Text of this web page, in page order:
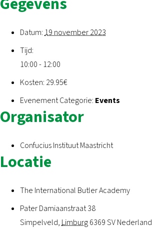
Datum:19 november 2023
Tijd:
10:00 - 12:00
Kosten: 29.95€
Evenement Categorie: Events
Organisator
Confucius Instituut Maastricht
Locatie
The International Butler Academy
Pater Damiaanstraat 38
Simpelveld,Limburg6369 SVNederland